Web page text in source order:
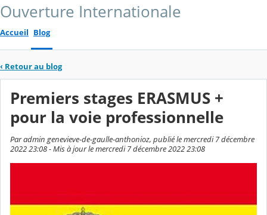
Ouverture Internationale
Accueil Blog
‹ Retour au blog
Premiers stages ERASMUS +
pour la voie professionnelle
Par admin genevieve-de-gaulle-anthonioz, publié le mercredi 7 décembre
2022 23:08 - Mis à jour le mercredi 7 décembre 2022 23:08